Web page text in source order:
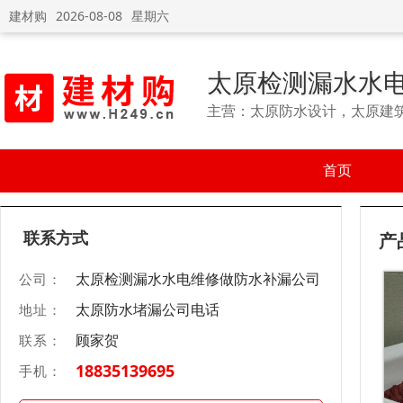
建材购 2026-08-08 星期六
太原检测漏水水
主营：太原防水设计，太原建
首页
联系方式
公司： 太原检测漏水水电维修做防水补漏公司
地址： 太原防水堵漏公司电话
联系： 顾家贺
手机： 18835139695
产